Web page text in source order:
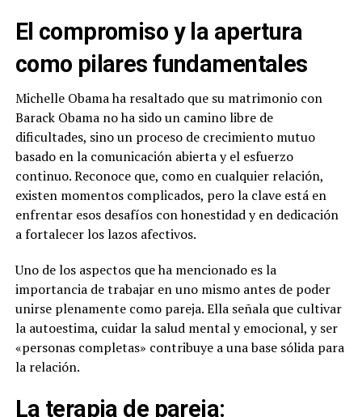
El compromiso y la apertura
como pilares fundamentales
Michelle Obama ha resaltado que su matrimonio con
Barack Obama no ha sido un camino libre de
dificultades, sino un proceso de crecimiento mutuo
basado en la comunicación abierta y el esfuerzo
continuo. Reconoce que, como en cualquier relación,
existen momentos complicados, pero la clave está en
enfrentar esos desafíos con honestidad y en dedicación
a fortalecer los lazos afectivos.
Uno de los aspectos que ha mencionado es la
importancia de trabajar en uno mismo antes de poder
unirse plenamente como pareja. Ella señala que cultivar
la autoestima, cuidar la salud mental y emocional, y ser
«personas completas» contribuye a una base sólida para
la relación.
La terapia de pareja: